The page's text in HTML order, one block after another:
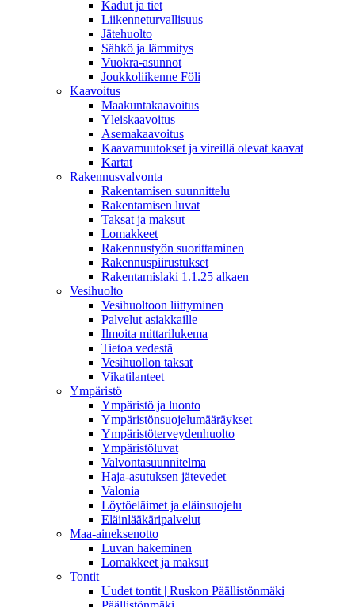
Kadut ja tiet
Liikenneturvallisuus
Jätehuolto
Sähkö ja lämmitys
Vuokra-asunnot
Joukkoliikenne Föli
Kaavoitus
Maakuntakaavoitus
Yleiskaavoitus
Asemakaavoitus
Kaavamuutokset ja vireillä olevat kaavat
Kartat
Rakennusvalvonta
Rakentamisen suunnittelu
Rakentamisen luvat
Taksat ja maksut
Lomakkeet
Rakennustyön suorittaminen
Rakennuspiirustukset
Rakentamislaki 1.1.25 alkaen
Vesihuolto
Vesihuoltoon liittyminen
Palvelut asiakkaille
Ilmoita mittarilukema
Tietoa vedestä
Vesihuollon taksat
Vikatilanteet
Ympäristö
Ympäristö ja luonto
Ympäristönsuojelumääräykset
Ympäristöterveydenhuolto
Ympäristöluvat
Valvontasuunnitelma
Haja-asutuksen jätevedet
Valonia
Löytöeläimet ja eläinsuojelu
Eläinlääkäripalvelut
Maa-aineksenotto
Luvan hakeminen
Lomakkeet ja maksut
Tontit
Uudet tontit | Ruskon Päällistönmäki